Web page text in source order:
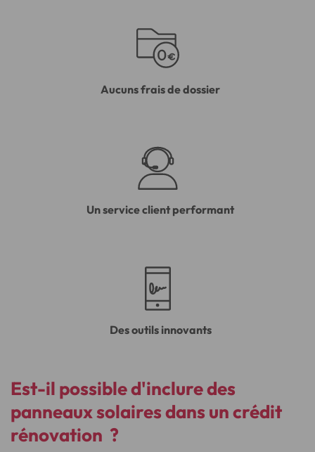
Aucuns frais de dossier
Un service client performant
Des outils innovants
Est-il possible d'inclure des
panneaux solaires dans un crédit
rénovation ?